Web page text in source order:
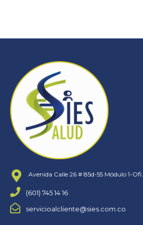
Avenida Calle 26 # 85d-55 Módulo 1-
(601) 745 14 16
servicioalcliente@sies.com.co